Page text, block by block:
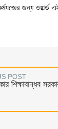
জন্য ওয়ার্ল্ড
POST
শিক্ষাবান্ধব